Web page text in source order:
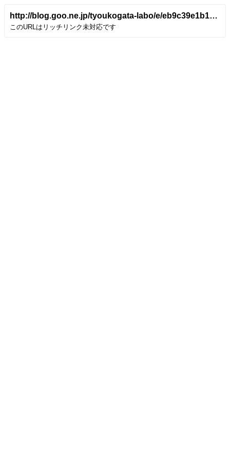
http://blog.goo.ne.jp/tyoukogata-labo/e/eb9c39e1b17c707a112b3a0eabad14c8
このURLはリッチリンク未対応です